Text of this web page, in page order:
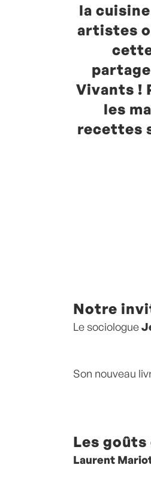
la
artistes
Vivants !
les
recettes
Notre
Le sociologue
Son nouveau
Les goûts
Laurent